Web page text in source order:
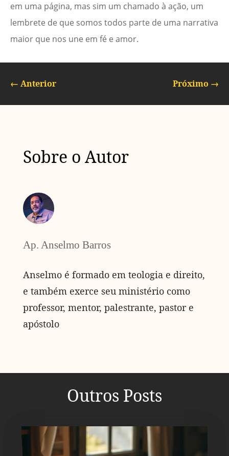
em uma página, mas sim um chamado à ação, um
lembrete de que somos todos parte de uma narrativa
maior que nos une em fé e amor.
← Anterior Próximo →
Sobre o Autor
Ap. Anselmo Barros
Anselmo é formado em teologia e direito,
e também exerce seu ministério como
professor, mentor, palestrante, pastor e
apóstolo
Outros Posts